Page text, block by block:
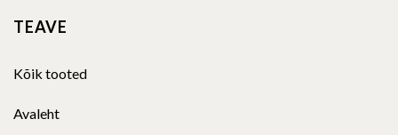
TEAVE
Kõik tooted
Avaleht